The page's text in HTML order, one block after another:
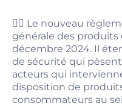
💁‍♀️ Le nouveau
générale des produits
décembre 2024. Il
de sécurité qui
acteurs qui
disposition de
consommateurs au